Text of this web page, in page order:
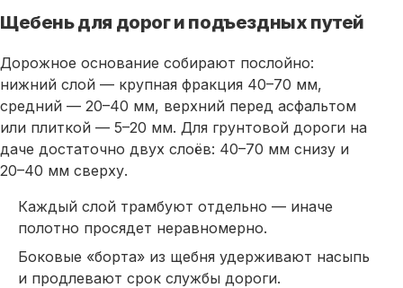
Щебень для дорог и подъездных путей
Дорожное основание собирают послойно:
нижний слой — крупная фракция 40–70 мм,
средний — 20–40 мм, верхний перед асфальтом
или плиткой — 5–20 мм. Для грунтовой дороги на
даче достаточно двух слоёв: 40–70 мм снизу и
20–40 мм сверху.
Каждый слой трамбуют отдельно — иначе
полотно просядет неравномерно.
Боковые «борта» из щебня удерживают насыпь
и продлевают срок службы дороги.